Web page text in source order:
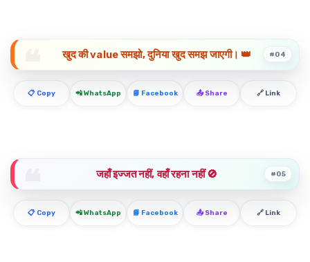
खुद की value समझो, दुनिया खुद समझ जाएगी। 👑 #04
📋 Copy 📲 WhatsApp 📘 Facebook 📤 Share 🔗 Link
जहाँ इज्जत नहीं, वहाँ रहना नहीं 🚫 #05
📋 Copy 📲 WhatsApp 📘 Facebook 📤 Share 🔗 Link